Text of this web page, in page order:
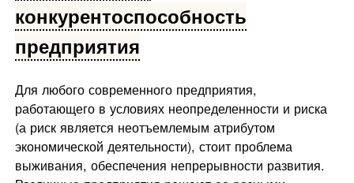
конкурентоспособность
предприятия
Для любого современного предприятия,
работающего в условиях неопределенности и риска
(а риск является неотъемлемым атрибутом
экономической деятельности), стоит проблема
выживания, обеспечения непрерывности развития.